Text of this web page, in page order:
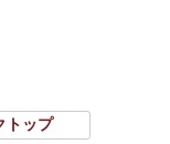
トップ